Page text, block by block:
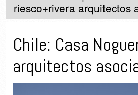
riesco+rivera arquitectos
Chile: Casa
arquitectos